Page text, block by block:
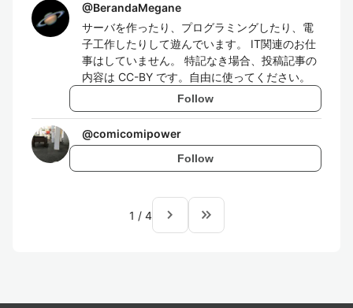
@BerandaMegane
サーバを作ったり、プログラミングしたり、電
子工作したりして遊んでいます。 IT関連のお仕
事はしていません。 特記なき場合、投稿記事の
内容は CC-BY です。自由に使ってください。
Follow
@comicomipower
Follow
1 / 4 navigate_next keyboard_double_arrow_right